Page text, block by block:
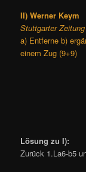
II) Werner Keym
Stuttgarter
a) Entferne b)
einem Zug (9+9)
Lösung zu I):
Zurück 1.La6-b5